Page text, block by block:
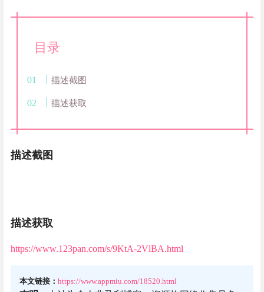
目录
描述截图
描述获取
描述截图
描述获取
https://www.123pan.com/s/9KtA-2VlBA.html
本文链接： https://www.appmiu.com/18520.html